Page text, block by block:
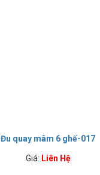
Đu quay mâm 6 ghế-017
Giá: Liên Hệ